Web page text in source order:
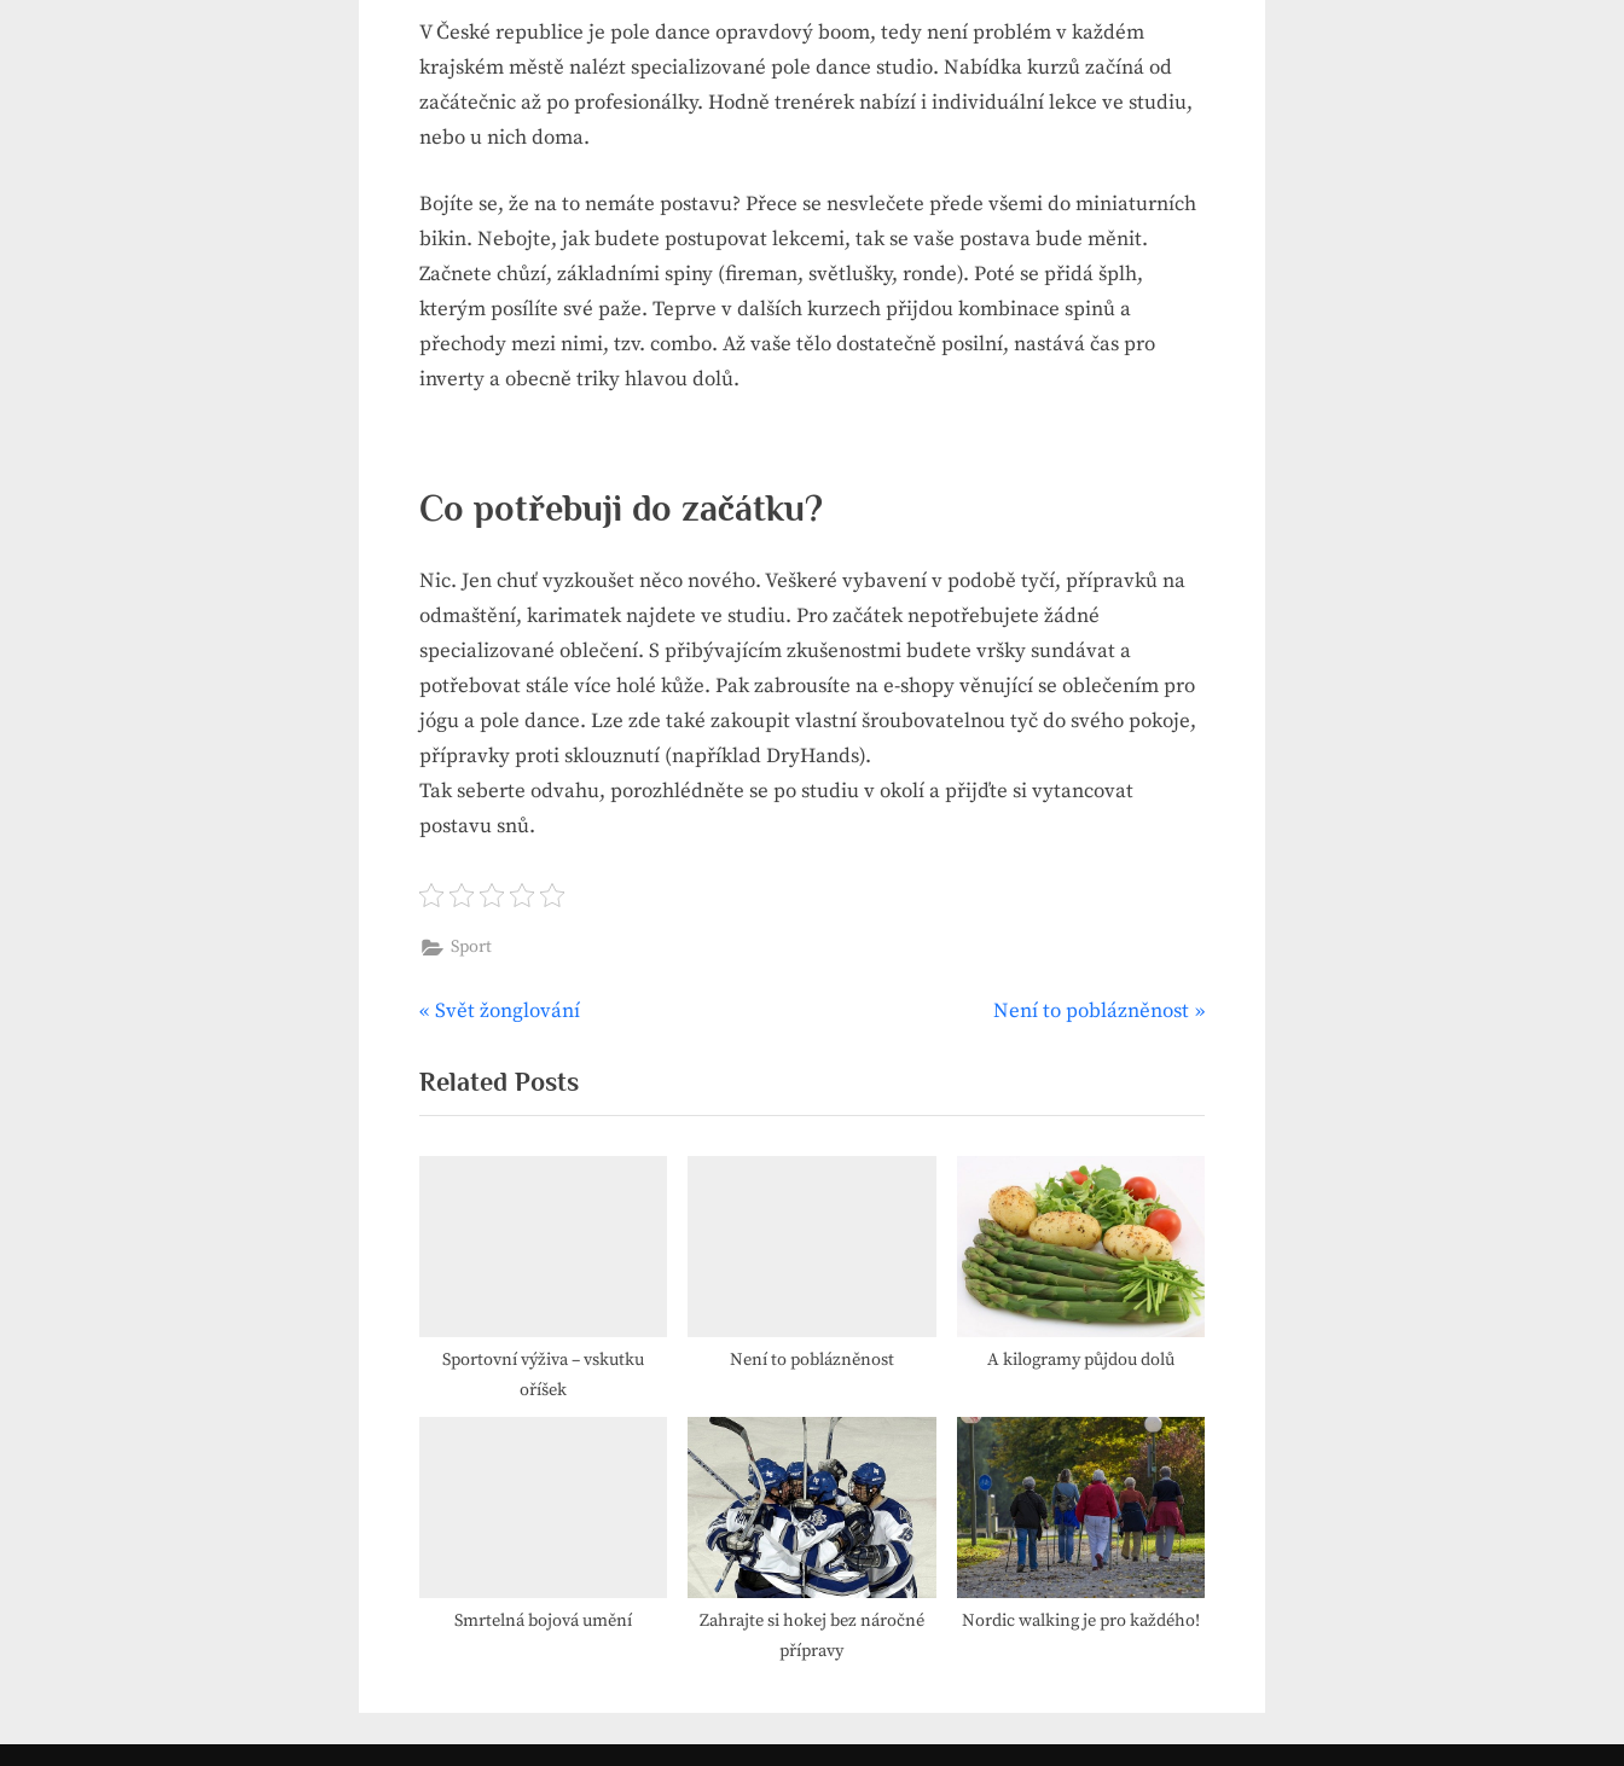
V České republice je pole dance opravdový boom, tedy není problém v každém
krajském městě nalézt specializované pole dance studio. Nabídka kurzů začíná od
začátečnic až po profesionálky. Hodně trenérek nabízí i individuální lekce ve studiu,
nebo u nich doma.
Bojíte se, že na to nemáte postavu? Přece se nesvlečete přede všemi do miniaturních
bikin. Nebojte, jak budete postupovat lekcemi, tak se vaše postava bude měnit.
Začnete chůzí, základními spiny (fireman, světlušky, ronde). Poté se přidá šplh,
kterým posílíte své paže. Teprve v dalších kurzech přijdou kombinace spinů a
přechody mezi nimi, tzv. combo. Až vaše tělo dostatečně posilní, nastává čas pro
inverty a obecně triky hlavou dolů.
Co potřebuji do začátku?
Nic. Jen chuť vyzkoušet něco nového. Veškeré vybavení v podobě tyčí, přípravků na
odmaštění, karimatek najdete ve studiu. Pro začátek nepotřebujete žádné
specializované oblečení. S přibývajícím zkušenostmi budete vršky sundávat a
potřebovat stále více holé kůže. Pak zabrousíte na e-shopy věnující se oblečením pro
jógu a pole dance. Lze zde také zakoupit vlastní šroubovatelnou tyč do svého pokoje,
přípravky proti sklouznutí (například DryHands).
Tak seberte odvahu, porozhlédněte se po studiu v okolí a přijďte si vytancovat
postavu snů.
Sport
Navigace
pro
příspěvek
P
e
v
s
Svět žonglování
N
t
o
s
t
:
Není to poblázněnost
Related Posts
Sportovní výživa – vskutku
oříšek
Není to poblázněnost A kilogramy půjdou dolů
Smrtelná bojová umění
Zahrajte si hokej bez náročné
přípravy
Nordic walking je pro každého!